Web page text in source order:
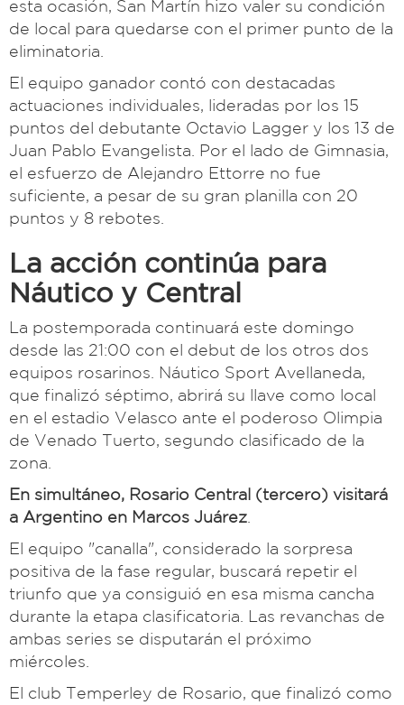
esta ocasión, San Martín hizo valer su condición
de local para quedarse con el primer punto de la
eliminatoria.
El equipo ganador contó con destacadas
actuaciones individuales, lideradas por los 15
puntos del debutante Octavio Lagger y los 13 de
Juan Pablo Evangelista. Por el lado de Gimnasia,
el esfuerzo de Alejandro Ettorre no fue
suficiente, a pesar de su gran planilla con 20
puntos y 8 rebotes.
La acción continúa para
Náutico y Central
La postemporada continuará este domingo
desde las 21:00 con el debut de los otros dos
equipos rosarinos. Náutico Sport Avellaneda,
que finalizó séptimo, abrirá su llave como local
en el estadio Velasco ante el poderoso Olimpia
de Venado Tuerto, segundo clasificado de la
zona.
En simultáneo, Rosario Central (tercero) visitará
a Argentino en Marcos Juárez
El equipo "canalla", considerado la sorpresa
positiva de la fase regular, buscará repetir el
triunfo que ya consiguió en esa misma cancha
durante la etapa clasificatoria. Las revanchas de
ambas series se disputarán el próximo
miércoles.
El club Temperley de Rosario, que finalizó como